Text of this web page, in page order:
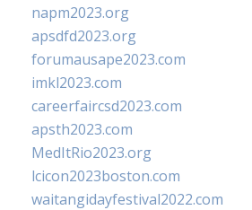
napm2023.org
apsdfd2023.org
forumausape2023.com
imkl2023.com
careerfaircsd2023.com
apsth2023.com
MedItRio2023.org
lcicon2023boston.com
waitangidayfestival2022.com